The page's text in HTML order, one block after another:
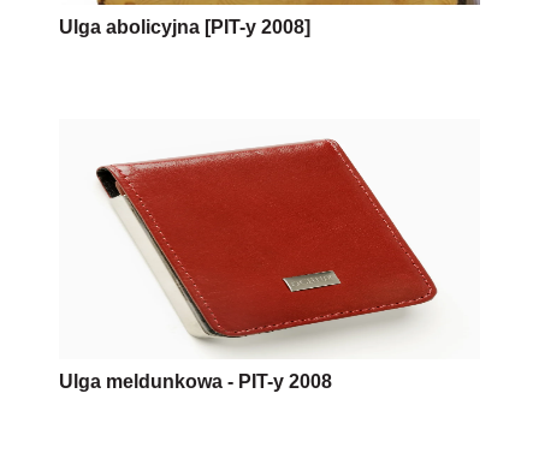
Ulga abolicyjna [PIT-y 2008]
Ulga meldunkowa - PIT-y 2008